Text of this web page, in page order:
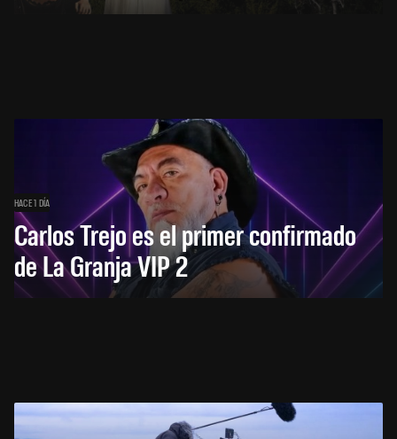
HACE 1 DÍA
Carlos Trejo es el primer confirmado
de La Granja VIP 2